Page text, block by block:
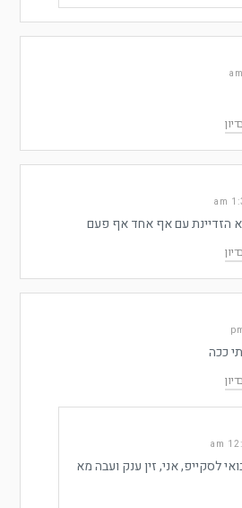
הזדיינת עם אף אחד אף פעם
ככה
לסקייפ, אני, זין ענק ועבה מא